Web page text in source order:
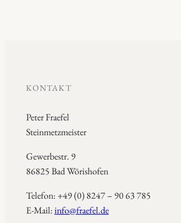
KONTAKT
Peter Fraefel
Steinmetzmeister
Gewerbestr. 9
86825 Bad Wörishofen
Telefon: +49 (0) 8247 – 90 63 785
E-Mail:info@fraefel.de